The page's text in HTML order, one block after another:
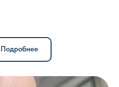
Подробнее